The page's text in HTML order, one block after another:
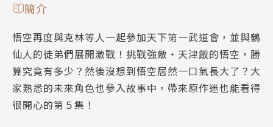
簡介
悟空再度與克林等人一起參加天下第一武道會，並與鶴
仙人的徒弟們展開激戰！挑戰強敵‧天津飯的悟空，勝
算究竟有多少？然後沒想到悟空居然一口氣長大了？大
家熟悉的未來角色也參入故事中，帶來原作迷也能看得
很開心的第５集！